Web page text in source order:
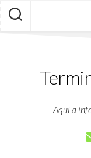
Skip
content
Aqui a